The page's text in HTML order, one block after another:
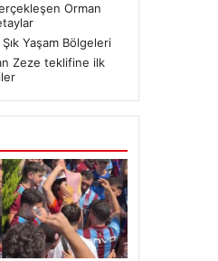
Orman
Yaşam Bölgeleri
Zeze teklifine ilk